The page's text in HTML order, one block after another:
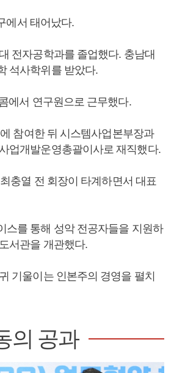
에서 태어났다.
전자공학과를 졸업했다. 충남대
석사학위를 받았다.
에서 연구원으로 근무했다.
참여한 뒤 시스템사업본부장과
업개발운영총괄이사로 재직했다.
충열 전 회장이 타계하면서 대표
스를 통해 성악 전공자들을 지원하
서관을 개관했다.
기울이는 인본주의 경영을 펼치
의 공과